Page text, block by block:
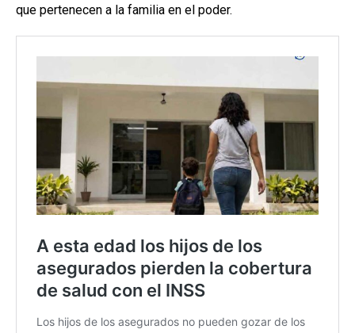
que pertenecen a la familia en el poder.